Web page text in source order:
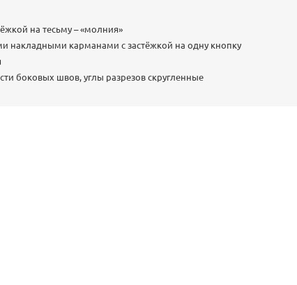
на тесьму – «молния»
накладными карманами с застёжкой на одну кнопку
боковых швов, углы разрезов скругленные